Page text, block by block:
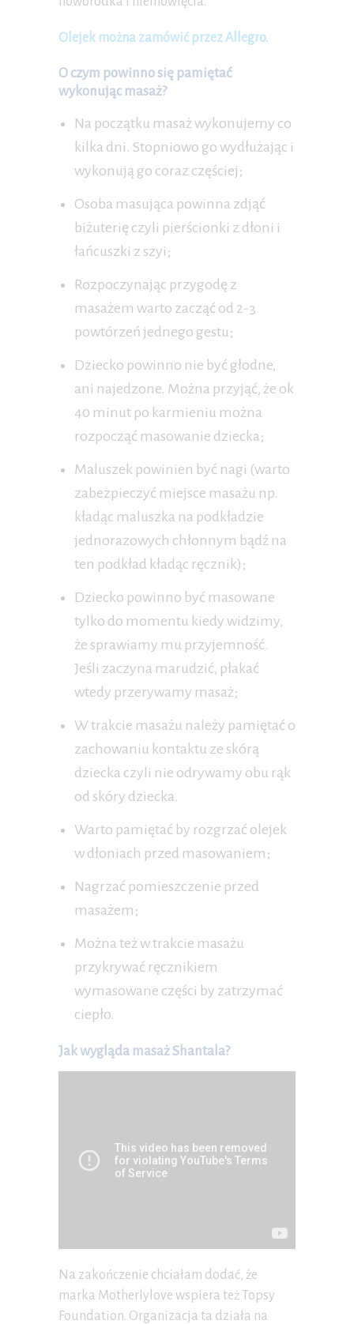
Olejek można zamówić przez Allegro.
O czym powinno się pamiętać
wykonując masaż?
Na początku masaż wykonujemy co
kilka dni. Stopniowo go wydłużając i
wykonują go coraz częściej;
Osoba masująca powinna zdjąć
biżuterię czyli pierścionki z dłoni i
łańcuszki z szyi;
Rozpoczynając przygodę z
masażem warto zacząć od 2-3
powtórzeń jednego gestu;
Dziecko powinno nie być głodne,
ani najedzone. Można przyjąć, że ok
40 minut po karmieniu można
rozpocząć masowanie dziecka;
Maluszek powinien być nagi (warto
zabezpieczyć miejsce masażu np.
kładąc maluszka na podkładzie
jednorazowych chłonnym bądź na
ten podkład kładąc ręcznik);
Dziecko powinno być masowane
tylko do momentu kiedy widzimy,
że sprawiamy mu przyjemność.
Jeśli zaczyna marudzić, płakać
wtedy przerywamy masaż;
W trakcie masażu należy pamiętać o
zachowaniu kontaktu ze skórą
dziecka czyli nie odrywamy obu rąk
od skóry dziecka.
Warto pamiętać by rozgrzać olejek
w dłoniach przed masowaniem;
Nagrzać pomieszczenie przed
masażem;
Można też w trakcie masażu
przykrywać ręcznikiem
wymasowane części by zatrzymać
ciepło.
Jak wygląda masaż Shantala?
Na zakończenie chciałam dodać, że
marka Motherlylove wspiera też Topsy
Foundation. Organizacja ta działa na